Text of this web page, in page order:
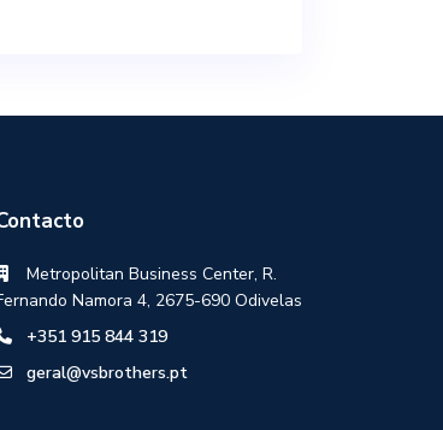
Metropolitan Business Center, R.
Namora 4, 2675-690 Odivelas
+351 915 844 319
geral@vsbrothers.pt